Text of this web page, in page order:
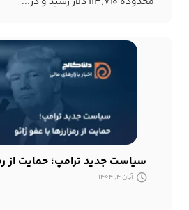
سیاست جدید ترامپ؛ حمایت از
آبان 4, 1404